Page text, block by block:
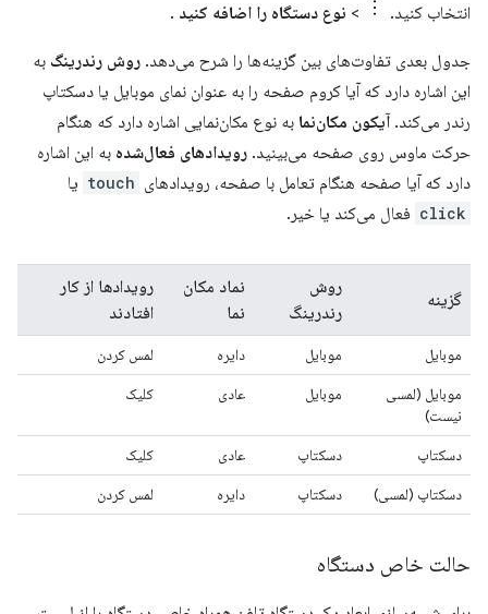
انتخاب کنید.
> نوع دستگاه را اضافه کنید .
جدول بعدی تفاوت‌های بین گزینه‌ها را شرح می‌دهد. روش رندرینگ به
این اشاره دارد که آیا کروم صفحه را به عنوان نمای موبایل یا دسکتاپ
رندر می‌کند. آیکون مکان‌نما به نوع مکان‌نمایی اشاره دارد که هنگام
حرکت ماوس روی صفحه می‌بینید. رویدادهای فعال‌شده به این اشاره
دارد که آیا صفحه هنگام تعامل با صفحه، رویدادهای touch یا
click فعال می‌کند یا خیر.
گزینه
روش
رندرینگ
نماد مکان
نما
رویدادها از کار
افتادند
موبایل موبایل دایره
لمس کردن
موبایل (لمسی
نیست)
موبایل عادی کلیک
دسکتاپ دسکتاپ عادی
کلیک
دسکتاپ (لمسی)
دسکتاپ دایره لمس کردن
حالت خاص دستگاه